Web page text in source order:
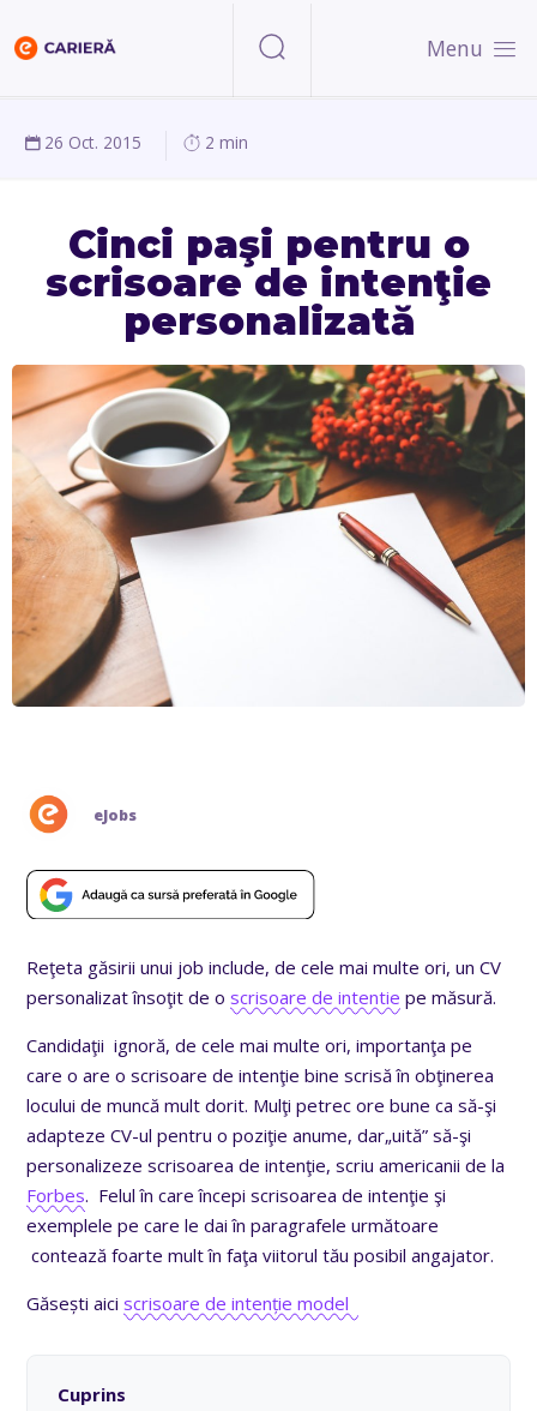
Menu
26 Oct. 2015 2 min
Cinci paşi pentru o
scrisoare de intenţie
personalizată
eJobs
Reţeta găsirii unui job include, de cele mai multe ori, un CV
personalizat însoţit de oscrisoare de intentie pe măsură.
Candidaţii ignoră, de cele mai multe ori, importanţa pe
care o are o scrisoare de intenţie bine scrisă în obţinerea
locului de muncă mult dorit. Mulţi petrec ore bune ca să-şi
adapteze CV-ul pentru o poziţie anume, dar„uită” să-şi
personalizeze scrisoarea de intenţie, scriu americanii de la
Forbes. Felul în care începi scrisoarea de intenţie şi
exemplele pe care le dai în paragrafele următoare
contează foarte mult în faţa viitorul tău posibil angajator.
Găsești aiciscrisoare de intenție model
Cuprins